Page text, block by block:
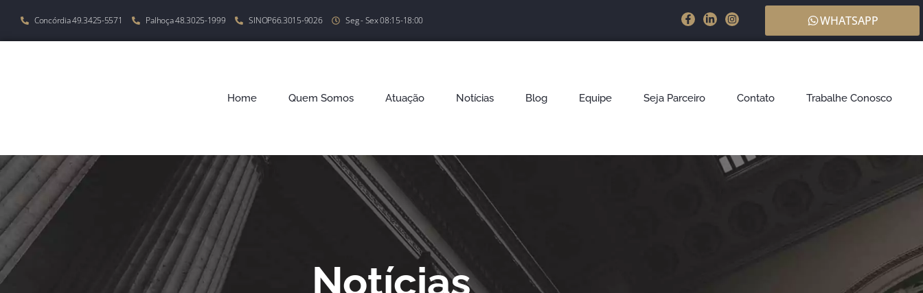
Concórdia 49.3425-5571 Palhoça 48.3025-1999 SINOP66.3015-9026 Seg - Sex 08:15-18:00 WHATSAPP
Home Quem Somos Atuação Notícias Blog Equipe Seja Parceiro Contato Trabalhe Conosco
Notícias